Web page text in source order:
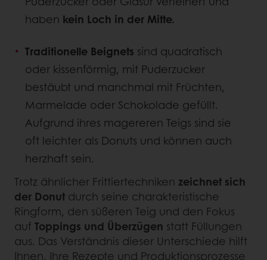
haben kein Loch in der Mitte.
Traditionelle Beignets sind quadratisch
oder kissenförmig, mit Puderzucker
bestäubt und manchmal mit Früchten,
Marmelade oder Schokolade gefüllt.
Aufgrund ihres magereren Teigs sind sie
oft leichter als Donuts und können auch
herzhaft sein.
Trotz ähnlicher Frittiertechniken zeichnet sich
der Donut durch seine charakteristische
Ringform, den süßeren Teig und den Fokus
auf Toppings und Überzügen statt Füllungen
aus. Das Verständnis dieser Unterschiede hilft
Ihnen, Ihre Rezepte und Produktionsprozesse